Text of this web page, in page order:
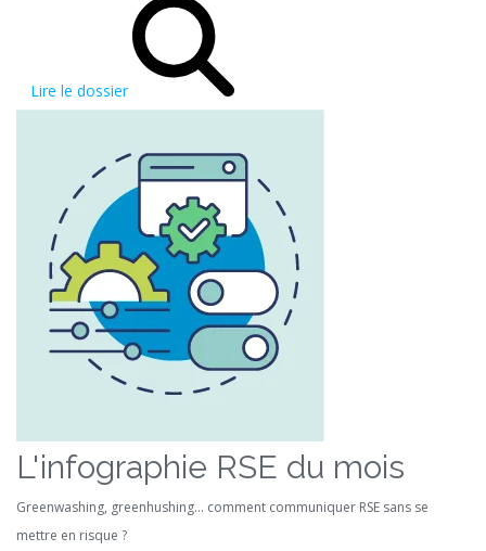
Lire le dossier
L'infographie RSE du mois
Greenwashing, greenhushing… comment communiquer RSE sans se
mettre en risque ?